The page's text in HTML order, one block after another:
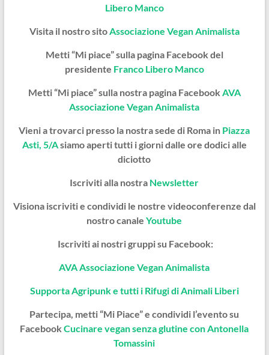
Libero Manco
Visita il nostro sitoAssociazione Vegan Animalista
Metti “Mi piace” sulla pagina Facebook del
presidente Franco Libero Manco
Metti “Mi piace” sulla nostra pagina Facebook AVA
Associazione Vegan Animalista
Vieni a trovarci presso la nostra sede di Roma in Piazza
Asti, 5/Asiamo aperti tutti i giorni dalle ore dodici alle
diciotto
Iscriviti alla nostra Newsletter
Visiona iscriviti e condividi le nostre videoconferenze dal
nostro canaleYoutube
Iscriviti ai nostri gruppi su Facebook:
AVA Associazione Vegan Animalista
Supporta Agripunk e tutti i Rifugi di Animali Liberi
Partecipa, metti “Mi Piace” e condividi l’evento su
FacebookCucinare vegan senza glutine con Antonella
Tomassini